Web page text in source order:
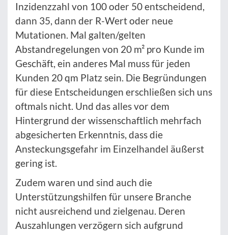
Inzidenzzahl von 100 oder 50 entscheidend,
dann 35, dann der R-Wert oder neue
Mutationen. Mal galten/gelten
Abstandregelungen von 20 m² pro Kunde im
Geschäft, ein anderes Mal muss für jeden
Kunden 20 qm Platz sein. Die Begründungen
für diese Entscheidungen erschließen sich uns
oftmals nicht. Und das alles vor dem
Hintergrund der wissenschaftlich mehrfach
abgesicherten Erkenntnis, dass die
Ansteckungsgefahr im Einzelhandel äußerst
gering ist.
Zudem waren und sind auch die
Unterstützungshilfen für unsere Branche
nicht ausreichend und zielgenau. Deren
Auszahlungen verzögern sich aufgrund